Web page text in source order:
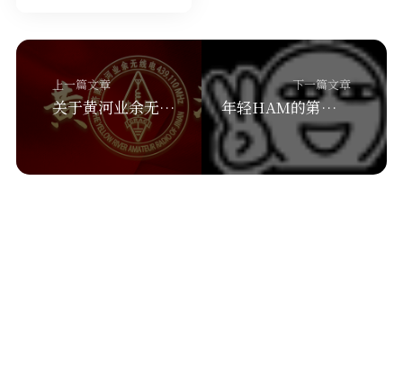
上一篇文章
关于黄河业余无线电
下一篇文章
年轻HAM的第一部数字手台——特易通（TYT）MD-380测评